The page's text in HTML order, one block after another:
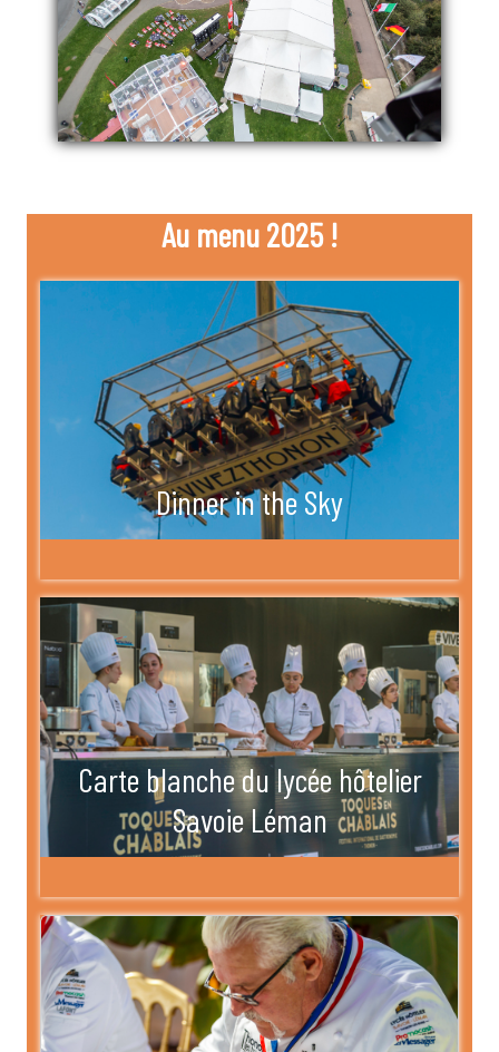
Au menu 2025 !
Dinner in the Sky
Carte blanche du lycée hôtelier
Savoie Léman